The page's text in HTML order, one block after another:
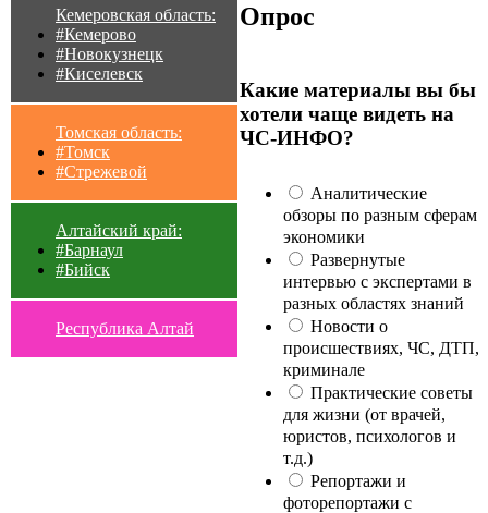
Кемеровская область:
#Кемерово
#Новокузнецк
#Киселевск
Томская область:
#Томск
#Стрежевой
Алтайский край:
#Барнаул
#Бийск
Республика Алтай
Опрос
Какие материалы вы бы
хотели чаще видеть на
ЧС-ИНФО?
Аналитические
обзоры по разным сферам
экономики
Развернутые
интервью с экспертами в
разных областях знаний
Новости о
происшествиях, ЧС, ДТП,
криминале
Практические советы
для жизни (от врачей,
юристов, психологов и
т.д.)
Репортажи и
фоторепортажи с